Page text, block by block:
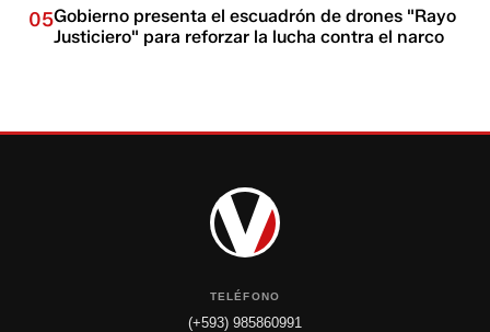
05Gobierno presenta el escuadrón de drones "Rayo
Justiciero" para reforzar la lucha contra el narco
TELÉFONO
(+593) 985860991